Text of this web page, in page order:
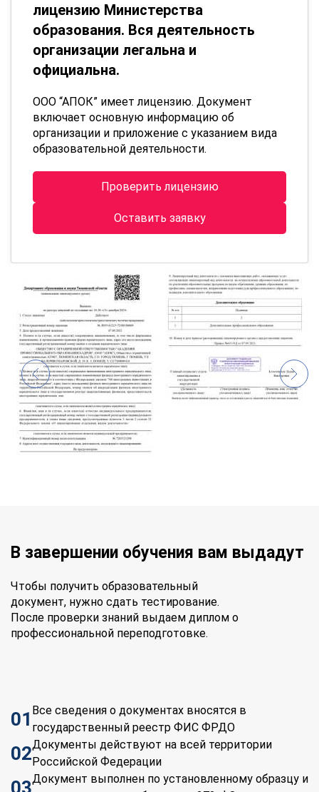
лицензию Министерства
образования. Вся деятельность
организации легальна и
официальна.
ООО “АПОК” имеет лицензию. Документ
включает основную информацию об
организации и приложение с указанием вида
образовательной деятельности.
Проверить лицензию
Оставить заявку
В завершении обучения вам выдадут
Чтобы получить образовательный
документ, нужно сдать тестирование.
После проверки знаний выдаем диплом о
профессиональной переподготовке.
01 Все сведения о документах вносятся в
государственный реестр ФИС ФРДО
02Документы действуют на всей территории
Российской Федерации
03Документ выполнен по установленному образцу и